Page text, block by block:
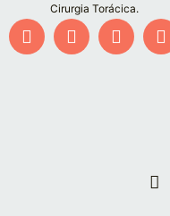
Cirurgia Torácica.